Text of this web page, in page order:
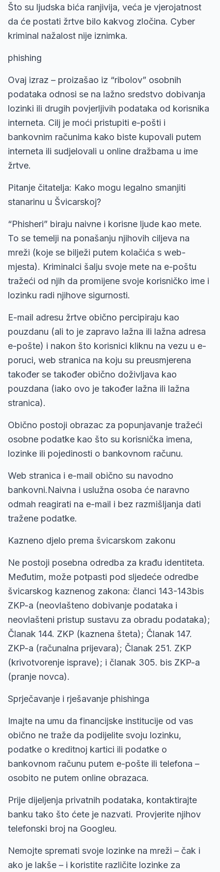
Što su ljudska bića ranjivija, veća je vjerojatnost
da će postati žrtve bilo kakvog zločina. Cyber ​​
kriminal nažalost nije iznimka.
phishing
Ovaj izraz – proizašao iz “ribolov” osobnih
podataka odnosi se na lažno sredstvo dobivanja
lozinki ili drugih povjerljivih podataka od korisnika
interneta. Cilj je moći pristupiti e-pošti i
bankovnim računima kako biste kupovali putem
interneta ili sudjelovali u online dražbama u ime
žrtve.
Pitanje čitatelja: Kako mogu legalno smanjiti
stanarinu u Švicarskoj?
“Phisheri” biraju naivne i korisne ljude kao mete.
To se temelji na ponašanju njihovih ciljeva na
mreži (koje se bilježi putem kolačića s web-
mjesta). Kriminalci šalju svoje mete na e-poštu
tražeći od njih da promijene svoje korisničko ime i
lozinku radi njihove sigurnosti.
E-mail adresu žrtve obično percipiraju kao
pouzdanu (ali to je zapravo lažna ili lažna adresa
e-pošte) i nakon što korisnici kliknu na vezu u e-
poruci, web stranica na koju su preusmjerena
također se također obično doživljava kao
pouzdana (iako ovo je također lažna ili lažna
stranica).
Obično postoji obrazac za popunjavanje tražeći
osobne podatke kao što su korisnička imena,
lozinke ili pojedinosti o bankovnom računu.
Web stranica i e-mail obično su navodno
bankovni.Naivna i uslužna osoba će naravno
odmah reagirati na e-mail i bez razmišljanja dati
tražene podatke.
Kazneno djelo prema švicarskom zakonu
Ne postoji posebna odredba za krađu identiteta.
Međutim, može potpasti pod sljedeće odredbe
švicarskog kaznenog zakona: članci 143-143bis
ZKP-a (neovlašteno dobivanje podataka i
neovlašteni pristup sustavu za obradu podataka);
Članak 144. ZKP (kaznena šteta); Članak 147.
ZKP-a (računalna prijevara); Članak 251. ZKP
(krivotvorenje isprave); i članak 305. bis ZKP-a
(pranje novca).
Sprječavanje i rješavanje phishinga
Imajte na umu da financijske institucije od vas
obično ne traže da podijelite svoju lozinku,
podatke o kreditnoj kartici ili podatke o
bankovnom računu putem e-pošte ili telefona –
osobito ne putem online obrazaca.
Prije dijeljenja privatnih podataka, kontaktirajte
banku tako što ćete je nazvati. Provjerite njihov
telefonski broj na Googleu.
Nemojte spremati svoje lozinke na mreži – čak i
ako je lakše – i koristite različite lozinke za